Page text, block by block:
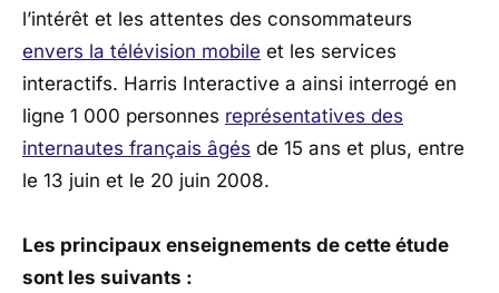
l’intérêt et les attentes des consommateurs
envers la télévision mobile et les services
interactifs. Harris Interactive a ainsi interrogé en
ligne 1 000 personnes représentatives des
internautes français âgés de 15 ans et plus, entre
le 13 juin et le 20 juin 2008.
Les principaux enseignements de cette étude
sont les suivants :